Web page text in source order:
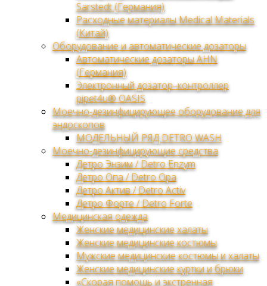
Sarstedt (Германия)
Расходные материалы Medical Materials
(Китай)
Оборудование и автоматические дозаторы
Автоматические дозаторы AHN
(Германия)
Электронный дозатор–контроллер
pipet4u® OASIS
Моечно-дезинфицирующее оборудование для
эндоскопов
МОДЕЛЬНЫЙ РЯД DETRO WASH
Моечно-дезинфицирующие средства
Детро Энзим / Detro Enzym
Детро Опа / Detro Opa
Детро Актив / Detro Activ
Детро Форте / Detro Forte
Медицинская одежда
Женские медицинские халаты
Женские медицинские костюмы
Мужские медицинские костюмы и халаты
Женские медицинские куртки и брюки
«Скорая помощь и экстренная